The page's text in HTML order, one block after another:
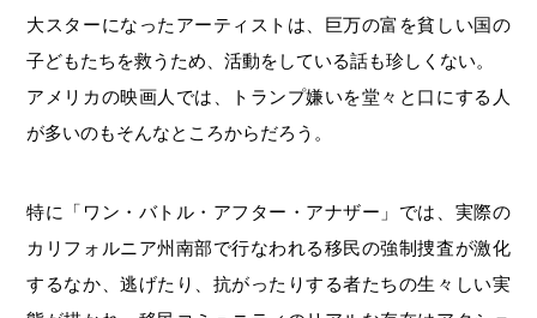
大スターになったアーティストは、巨万の富を貧しい国の
子どもたちを救うため、活動をしている話も珍しくない。
アメリカの映画人では、トランプ嫌いを堂々と口にする人
が多いのもそんなところからだろう。
特に「ワン・バトル・アフター・アナザー」では、実際の
カリフォルニア州南部で行なわれる移民の強制捜査が激化
するなか、逃げたり、抗がったりする者たちの生々しい実